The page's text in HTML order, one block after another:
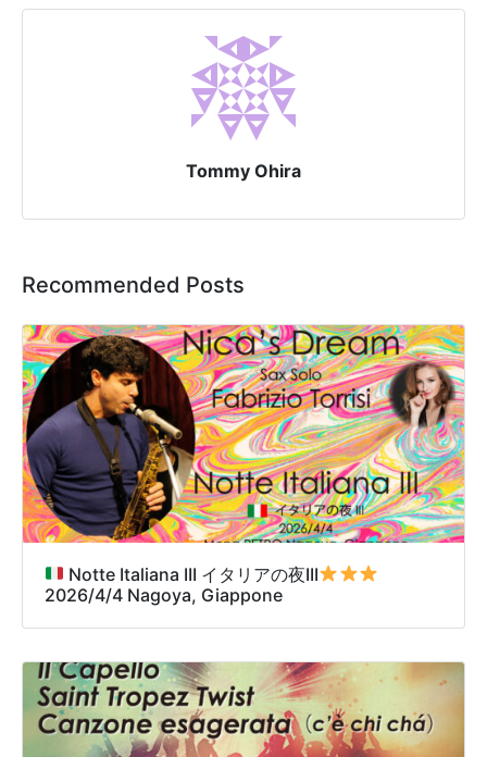
Tommy Ohira
Recommended Posts
Notte Italiana III イタリアの夜III
2026/4/4 Nagoya, Giappone